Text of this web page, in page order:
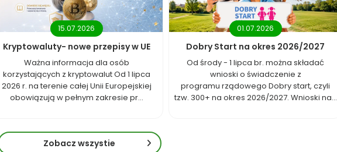
15.07.2026
Kryptowaluty- nowe przepisy w UE
Ważna informacja dla osób
korzystających z kryptowalut Od 1 lipca
2026 r. na terenie całej Unii Europejskiej
obowiązują w pełnym zakresie pr...
01.07.2026
Dobry Start na okres 2026/2027
Od środy - 1 lipca br. można składać
wnioski o świadczenie z
programu rządowego Dobry start, czyli
tzw. 300+ na okres 2026/2027. Wnioski na...
Zobacz wszystie